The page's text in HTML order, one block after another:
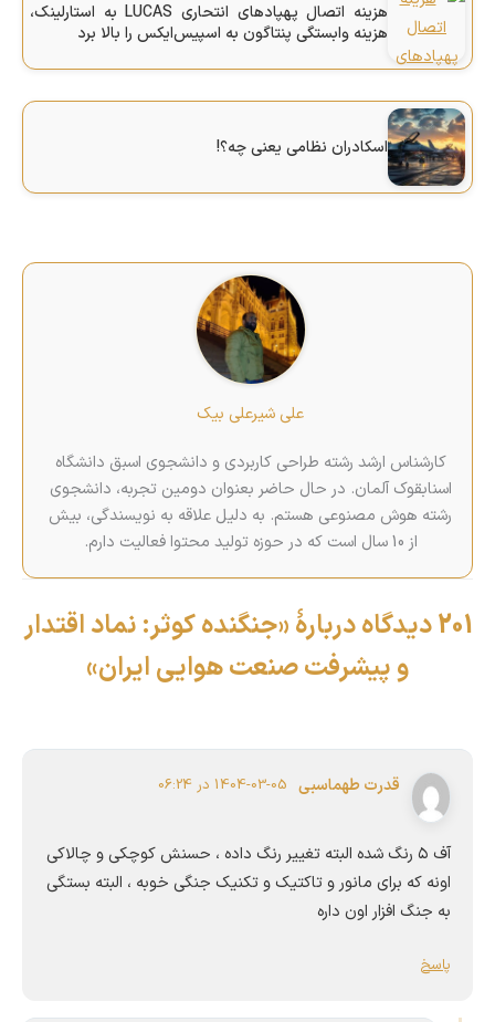
هزینه اتصال پهپادهای انتحاری LUCAS به استارلینک،
هزینه وابستگی پنتاگون به اسپیس‌ایکس را بالا برد
اسکادران نظامی یعنی چه؟!
علی شیرعلی بیک
کارشناس ارشد رشته طراحی کاربردی و دانشجوی اسبق دانشگاه
اسنابقوک آلمان. در حال حاضر بعنوان دومین تجربه، دانشجوی
رشته هوش مصنوعی هستم. به دلیل علاقه به نویسندگی، بیش
از 10 سال است که در حوزه تولید محتوا فعالیت دارم.
201 دیدگاه دربارهٔ «جنگنده کوثر: نماد اقتدار
و پیشرفت صنعت هوایی ایران»
قدرت طهماسبی 1404-03-05 در 06:24
آف ۵ رنگ شده البته تغییر رنگ داده ، حسنش کوچکی و چالاکی
اونه که برای مانور و تاکتیک و تکنیک جنگی خوبه ، البته بستگی
به جنگ افزار اون داره
پاسخ